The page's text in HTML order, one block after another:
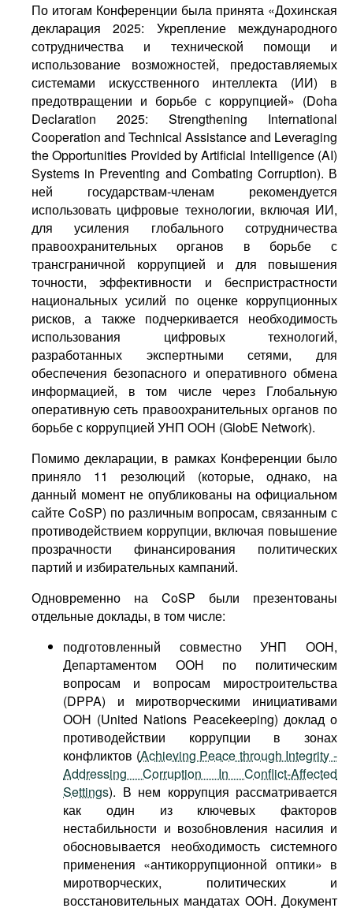
По итогам Конференции была принята «Дохинская
декларация 2025: Укрепление международного
сотрудничества и технической помощи и
использование возможностей, предоставляемых
системами искусственного интеллекта (ИИ) в
предотвращении и борьбе с коррупцией» (Doha
Declaration 2025: Strengthening International
Cooperation and Technical Assistance and Leveraging
the Opportunities Provided by Artificial Intelligence (AI)
Systems in Preventing and Combating Corruption). В
ней государствам-членам рекомендуется
использовать цифровые технологии, включая ИИ,
для усиления глобального сотрудничества
правоохранительных органов в борьбе с
трансграничной коррупцией и для повышения
точности, эффективности и беспристрастности
национальных усилий по оценке коррупционных
рисков, а также подчеркивается необходимость
использования цифровых технологий,
разработанных экспертными сетями, для
обеспечения безопасного и оперативного обмена
информацией, в том числе через Глобальную
оперативную сеть правоохранительных органов по
борьбе с коррупцией УНП ООН (GlobE Network).
Помимо декларации, в рамках Конференции было
приняло 11 резолюций (которые, однако, на
данный момент не опубликованы на официальном
сайте CoSP) по различным вопросам, связанным с
противодействием коррупции, включая повышение
прозрачности финансирования политических
партий и избирательных кампаний.
Одновременно на CoSP были презентованы
отдельные доклады, в том числе:
подготовленный совместно УНП ООН,
Департаментом ООН по политическим
вопросам и вопросам миростроительства
(DPPA) и миротворческими инициативами
ООН (United Nations Peacekeeping) доклад о
противодействии коррупции в зонах
конфликтов (Achieving Peace through Integrity -
Addressing Corruption In Conflict-Affected
Settings). В нем коррупция рассматривается
как один из ключевых факторов
нестабильности и возобновления насилия и
обосновывается необходимость системного
применения «антикоррупционной оптики» в
миротворческих, политических и
восстановительных мандатах ООН. Документ